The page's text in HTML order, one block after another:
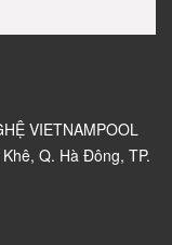
VIETNAMPOOL
Q. Hà Đông, TP.